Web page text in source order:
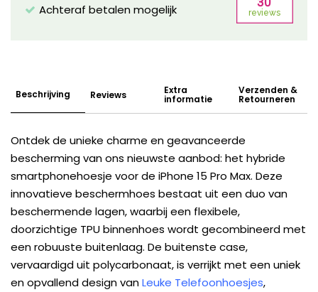
Achteraf betalen mogelijk
Beschrijving Reviews Extra
informatie
Verzenden &
Retourneren
Ontdek de unieke charme en geavanceerde
bescherming van ons nieuwste aanbod: het hybride
smartphonehoesje voor de iPhone 15 Pro Max. Deze
innovatieve beschermhoes bestaat uit een duo van
beschermende lagen, waarbij een flexibele,
doorzichtige TPU binnenhoes wordt gecombineerd met
een robuuste buitenlaag. De buitenste case,
vervaardigd uit polycarbonaat, is verrijkt met een uniek
en opvallend design vanLeuke Telefoonhoesjes,